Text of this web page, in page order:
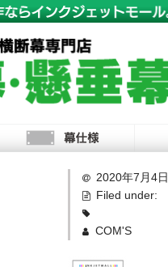
2020年7月4日
Filed under:
COM'S